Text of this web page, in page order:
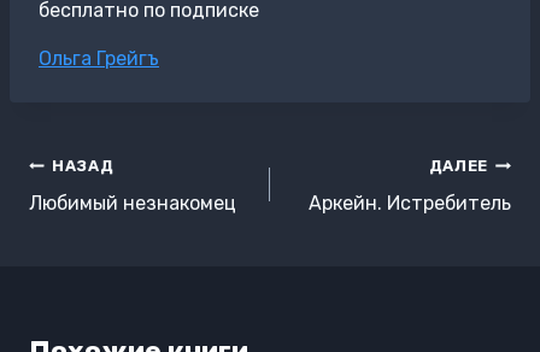
бесплатно по подписке
Метки
Ольга Грейгъ
Навигация
по
НАЗАД
Любимый незнакомец
ДАЛЕЕ
Аркейн. Истребитель